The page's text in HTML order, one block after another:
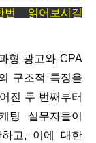
읽어보시길
형 광고와 CPA
구조적 특징을
진 두 번째부터
팅 실무자들이
고, 이에 대한